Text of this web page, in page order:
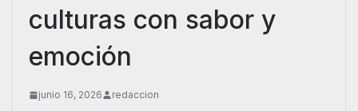
culturas con sabor y
emoción
junio 16, 2026 redaccion